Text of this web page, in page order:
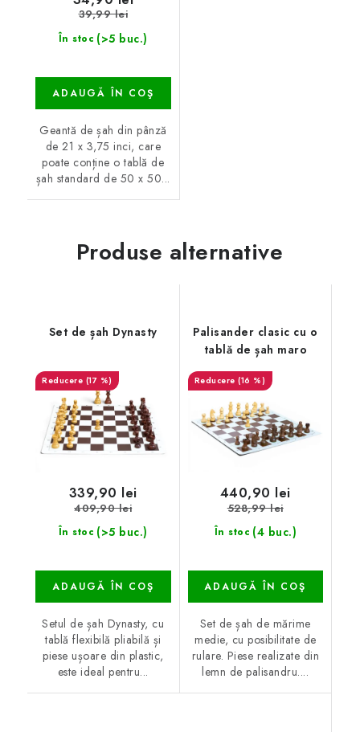
În stoc (>5 buc.)
39,99 lei
ADAUGĂ ÎN COŞ
Geantă de șah din pânză
de 21 x 3,75 inci, care
poate conține o tablă de
șah standard de 50 x 50...
Produse alternative
Set de șah Dynasty
(17 %)
În stoc (>5 buc.)
339,90 lei
409,90 lei
ADAUGĂ ÎN COŞ
Setul de șah Dynasty, cu
tablă flexibilă pliabilă și
piese ușoare din plastic,
este ideal pentru...
Palisander clasic cu o
tablă de șah maro
(16 %)
În stoc (4 buc.)
440,90 lei
528,99 lei
ADAUGĂ ÎN COŞ
Set de șah de mărime
medie, cu posibilitate de
rulare. Piese realizate din
lemn de palisandru....